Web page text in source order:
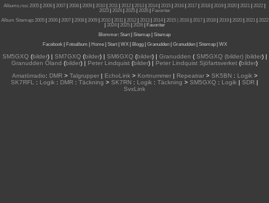
Albums.rss: 2005 2006 2007 2008 2009 2010 2011 2012 2013 2014 2015 2016 2017 2018 2019 2020 2021 2022
2023| 2024| 2025| 2026|
Favoriter
Album Sitemap: 2005| 2006| 2007| 2008| 2009| 2010| 2011| 2012| 2013| 2014| 2015 | 2016| 2017| 2018| 2019| 2020| 2021| 2022
2024| 2025| 2026|
Favoriter
Blommor: Start Sitemap
Sitemap
Facebook| Fotoalbum Home| Start| WX| Blogg| Granudden| Granudden| Sitemap| WX
SM5GXQ(bilder) | SM7GXQ(bilder) | SM6GXQ(bilder) | Granudden (SM5GXQ (bilder) |bilder) |
Granudden Öland (bilder) | Peter Lindquist (bilder) | Peter Lindquist Sjöfartsverket (bilder)
Amatörradio: DMR> Talgrupper| EchoLink> Kortnummer| Repeatrar> SK5BN: Logik>
SK7RFL
: Logik : DMR : Täckning > SK7RN : Logik : Täckning > SM5GXQ : Logik | SDR |
SvxLink